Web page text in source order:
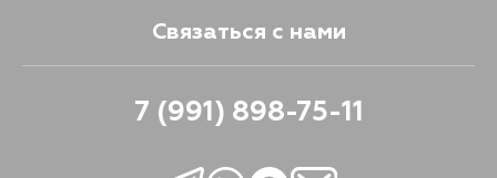
Связаться с нами
7 (991) 898-75-11